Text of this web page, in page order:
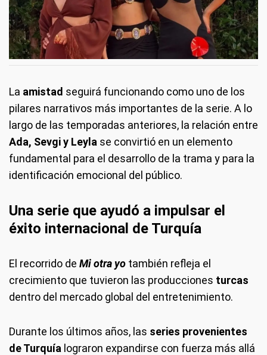
La amistad seguirá funcionando como uno de los
pilares narrativos más importantes de la serie. A lo
largo de las temporadas anteriores, la relación entre
Ada, Sevgi y Leyla se convirtió en un elemento
fundamental para el desarrollo de la trama y para la
identificación emocional del público.
Una serie que ayudó a impulsar el
éxito internacional de Turquía
El recorrido de Mi otra yo también refleja el
crecimiento que tuvieron las producciones turcas
dentro del mercado global del entretenimiento.
Durante los últimos años, las series provenientes
de Turquía lograron expandirse con fuerza más allá